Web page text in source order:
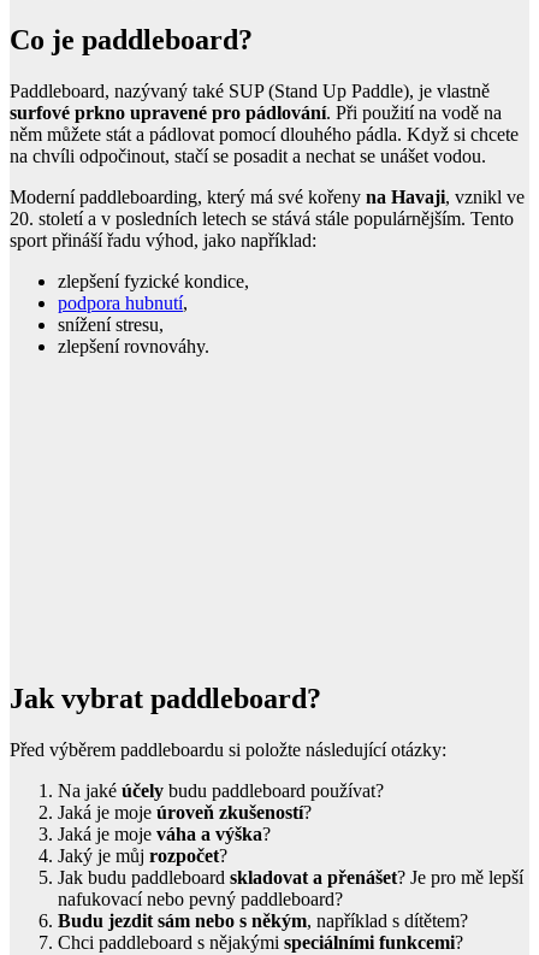
Co je paddleboard?
Paddleboard, nazývaný také SUP (Stand Up Paddle), je vlastně
surfové prkno upravené pro pádlování. Při použití na vodě na
něm můžete stát a pádlovat pomocí dlouhého pádla. Když si chcete
na chvíli odpočinout, stačí se posadit a nechat se unášet vodou.
Moderní paddleboarding, který má své kořeny na Havaji, vznikl ve
20. století a v posledních letech se stává stále populárnějším. Tento
sport přináší řadu výhod, jako například:
zlepšení fyzické kondice,
podpora hubnutí,
snížení stresu,
zlepšení rovnováhy.
Jak vybrat paddleboard?
Před výběrem paddleboardu si položte následující otázky:
Na jaké účely budu paddleboard používat?
Jaká je moje úroveň zkušeností?
Jaká je moje váha a výška?
Jaký je můj rozpočet?
Jak budu paddleboard skladovat a přenášet? Je pro mě lepší
nafukovací nebo pevný paddleboard?
Budu jezdit sám nebo s někým, například s dítětem?
Chci paddleboard s nějakými speciálními funkcemi?